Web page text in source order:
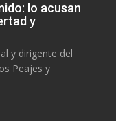
lo acusan
y
y dirigente del
Peajes y